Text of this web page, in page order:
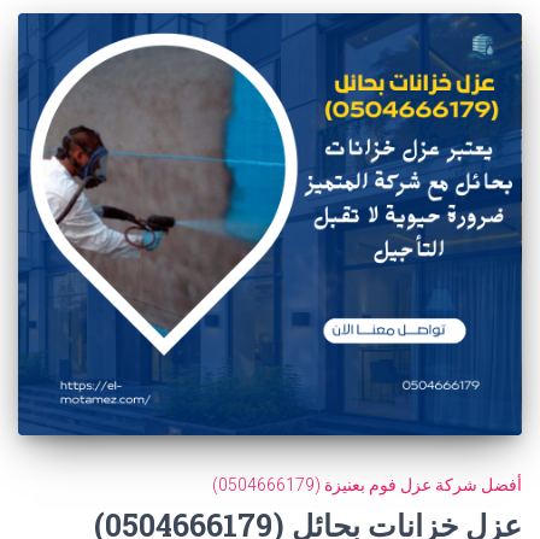
أفضل شركة عزل فوم بعنيزة (0504666179)
عزل خزانات بحائل (0504666179)